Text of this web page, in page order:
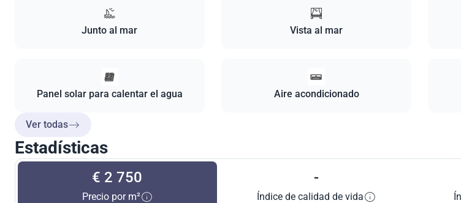
Junto al mar Vista al mar
Panel solar para calentar el agua Aire acondicionado
Ver todas
Estadísticas
€ 2 750
Precio por m²
-
Índice de calidad de vida